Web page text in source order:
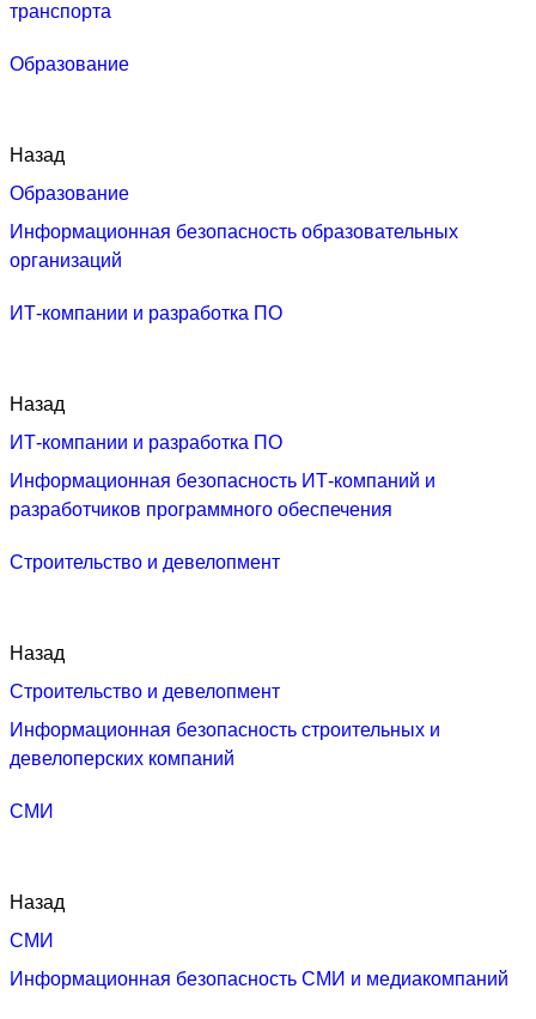
транспорта
Образование
Назад
Образование
Информационная безопасность образовательных
организаций
ИТ‑компании и разработка ПО
Назад
ИТ‑компании и разработка ПО
Информационная безопасность ИТ-компаний и
разработчиков программного обеспечения
Строительство и девелопмент
Назад
Строительство и девелопмент
Информационная безопасность строительных и
девелоперских компаний
СМИ
Назад
СМИ
Информационная безопасность СМИ и медиакомпаний